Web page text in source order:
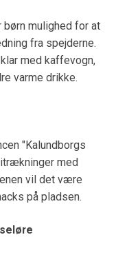
børn mulighed for at
fra spejderne.
med kaffevogn,
varme drikke.
"Kalundborgs
med
vil det være
på pladsen.